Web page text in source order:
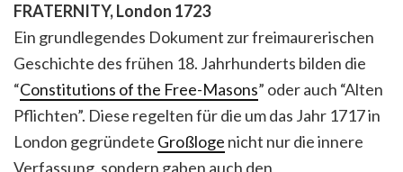
FRATERNITY, London 1723
Ein grundlegendes Dokument zur freimaurerischen
Geschichte des frühen 18. Jahrhunderts bilden die
“Constitutions of the Free-Masons” oder auch “Alten
Pflichten”. Diese regelten für die um das Jahr 1717 in
London gegründete Großloge nicht nur die innere
Verfassung, sondern gaben auch den